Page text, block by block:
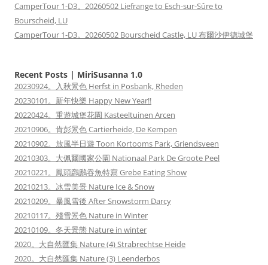
CamperTour 1-D3。20260502 Liefrange to Esch-sur-Sûre to
Bourscheid, LU
CamperTour 1-D3。20260502 Bourscheid Castle, LU 布爾沙伊德城堡
Recent Posts | MiriSusanna 1.0
20230924。入秋景色 Herfst in Posbank, Rheden
20230101。新年快樂 Happy New Year!!
20220424。重遊城堡花園 Kasteeltuinen Arcen
20210906。肯彭景色 Cartierheide, De Kempen
20210902。放風半日遊 Toon Kortooms Park, Griendsveen
20210303。大佩爾國家公園 Nationaal Park De Groote Peel
20210221。鳳頭鸊鷉吞魚特寫 Grebe Eating Show
20210213。冰雪美景 Nature Ice & Snow
20210209。暴風雪後 After Snowstorm Darcy
20210117。殘雪景色 Nature in Winter
20210109。冬天景態 Nature in winter
2020。大自然匯集 Nature (4) Strabrechtse Heide
2020。大自然匯集 Nature (3) Leenderbos